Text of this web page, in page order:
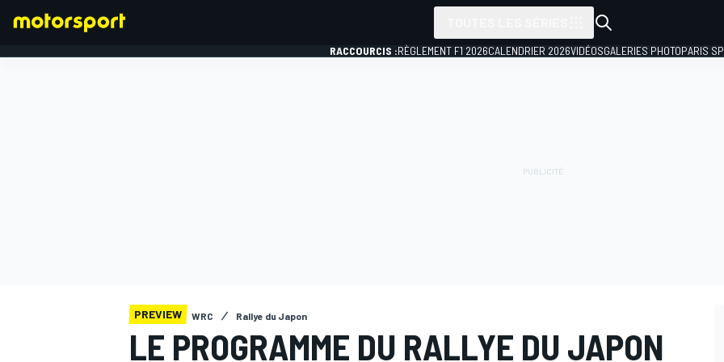
RACCOURCIS :RÈGLEMENT F1 2026CALENDRIER 2026VIDÉOSGALERIES PHOTOPARIS
PREVIEW WRC Rallye du Japon
LE PROGRAMME DU RALLYE DU JAPON